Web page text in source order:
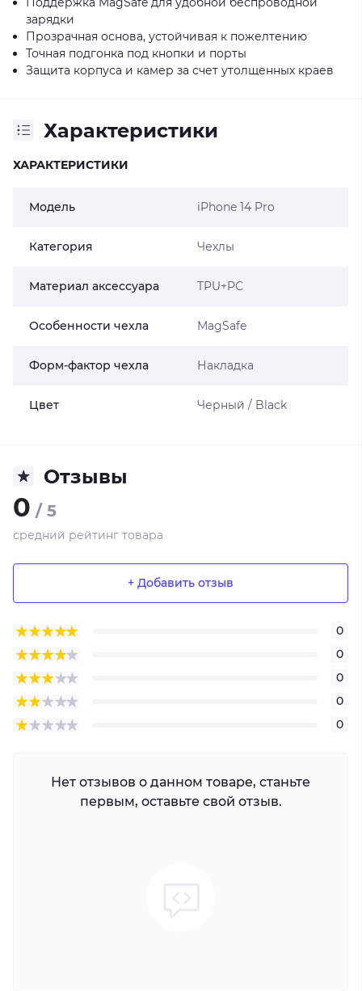
зарядки
Прозрачная основа, устойчивая к пожелтению
Точная подгонка под кнопки и порты
Защита корпуса и камер за счет утолщенных краев
Характеристики
ХАРАКТЕРИСТИКИ
Модель iPhone 14 Pro
Категория Чехлы
Материал аксессуара TPU+PC
Особенности чехла MagSafe
Форм-фактор чехла Накладка
Цвет Черный / Black
Отзывы
0 / 5
средний рейтинг товара
+ Добавить отзыв
0
0
0
0
0
Нет отзывов о данном товаре, станьте
первым, оставьте свой отзыв.